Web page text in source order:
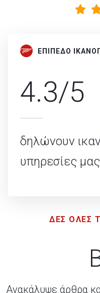
ΕΠΙΠΕΔΟ
4.3/5
δηλώνουν
υπηρεσίες μας
ΔΕΣ ΟΛΕΣ
Ανακάλυψε άρθρα